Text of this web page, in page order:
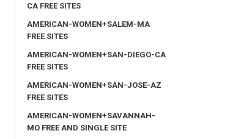
CA FREE SITES
AMERICAN-WOMEN+SALEM-MA
FREE SITES
AMERICAN-WOMEN+SAN-DIEGO-CA
FREE SITES
AMERICAN-WOMEN+SAN-JOSE-AZ
FREE SITES
AMERICAN-WOMEN+SAVANNAH-
MO FREE AND SINGLE SITE